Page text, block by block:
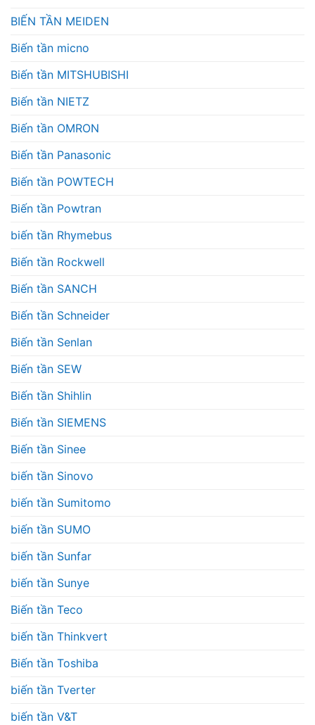
BIẾN TẦN MEIDEN
Biến tần micno
Biến tần MITSHUBISHI
Biến tần NIETZ
Biến tần OMRON
Biến tần Panasonic
Biến tần POWTECH
Biến tần Powtran
biến tần Rhymebus
Biến tần Rockwell
Biến tần SANCH
Biến tần Schneider
Biến tần Senlan
Biến tần SEW
Biến tần Shihlin
Biến tần SIEMENS
Biến tần Sinee
biến tần Sinovo
biến tần Sumitomo
biến tần SUMO
biến tần Sunfar
biến tần Sunye
Biến tần Teco
biến tần Thinkvert
Biến tần Toshiba
biến tần Tverter
biến tần V&T